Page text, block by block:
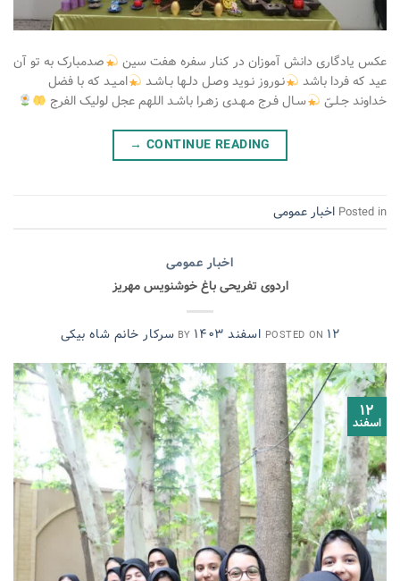
عکس یادگاری دانش آموزان در کنار سفره هفت سین
صدمبارک به تو آن
عید که فردا باشد
نـوروز نـوید وصـل دلـها بـاشـد
امـیـد که با فضل
خداوند جـلـیّ
سـال فـرج مـهـدی زهـرا باشـد اللهم عجل لولیک الفرج
CONTINUE READING
→
Posted in اخبار عمومی
اخبار عمومی
اردوی تفریحی باغ خوشنویس مهریز
POSTED ON ۱۲ اسفند ۱۴۰۳ سرکار خانم شاه بیکی
۱۲
اسفند